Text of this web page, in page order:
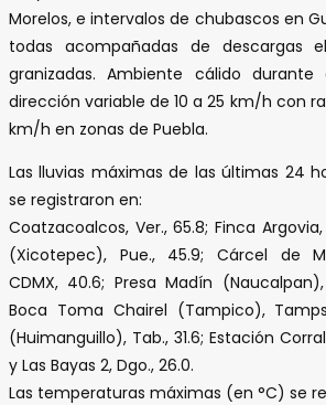
Morelos, e intervalos de chubascos en
todas acompañadas de descargas
granizadas. Ambiente cálido
dirección variable de 10 a 25 km/h con
km/h en zonas de Puebla.
Las lluvias máximas de las últimas 24
se registraron en:
Coatzacoalcos, Ver., 65.8; Finca
(Xicotepec), Pue., 45.9; Cárcel de
CDMX, 40.6; Presa Madín
Boca Toma Chairel (Tampico),
(Huimanguillo), Tab., 31.6; Estación
y Las Bayas 2, Dgo., 26.0.
Las temperaturas máximas (en °C) se